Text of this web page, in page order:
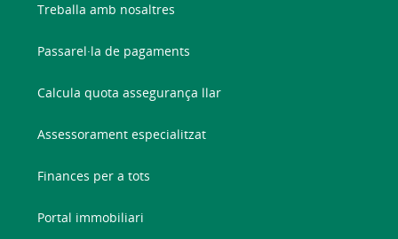
Treballa amb nosaltres
Passarel·la de pagaments
Calcula quota assegurança llar
Assessorament especialitzat
Finances per a tots
Portal immobiliari